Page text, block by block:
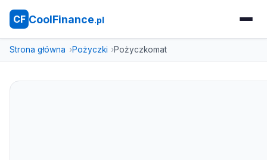
CF CoolFinance.pl
Strona główna Pożyczki Pożyczkomat